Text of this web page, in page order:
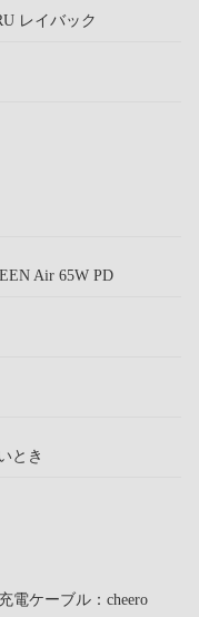
レイバック
Air 65W PD
とき
電ケーブル：cheero